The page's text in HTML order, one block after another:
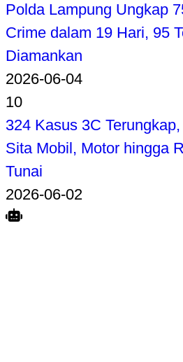
Polda Lampung Ungkap
Crime dalam 19 Hari, 95
Diamankan
2026-06-04
10
324 Kasus 3C
Sita Mobil, Motor hingga
Tunai
2026-06-02